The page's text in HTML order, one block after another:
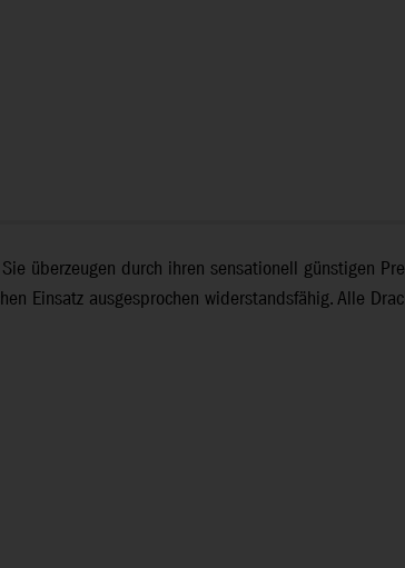
überzeugen durch ihren sensationell günstigen
Einsatz ausgesprochen widerstandsfähig. Alle